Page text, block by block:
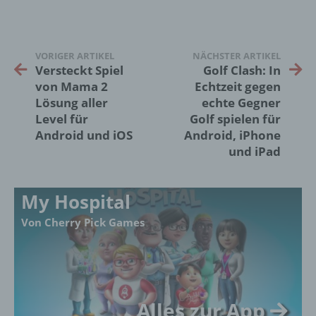
VORIGER ARTIKEL
Versteckt Spiel
von Mama 2
Lösung aller
Level für
Android und iOS
NÄCHSTER ARTIKEL
Golf Clash: In
Echtzeit gegen
echte Gegner
Golf spielen für
Android, iPhone
und iPad
My Hospital
Von Cherry Pick Games
Alles zur App
Verantwortlicher im Sinne der Datenschutz-
Grundverordnung, sonstiger in den Mitgliedstaaten
der Europäischen Union geltenden
Datenschutzgesetze und anderer Bestimmungen
mit datenschutzrechtlichem Charakter ist die:
18069 Lambrechtshagen
Cookies / SessionStorage / LocalStorage